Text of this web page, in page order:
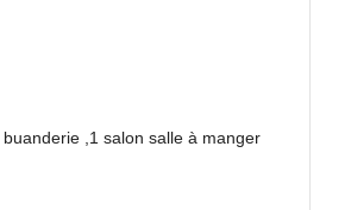
,1 salon salle à manger